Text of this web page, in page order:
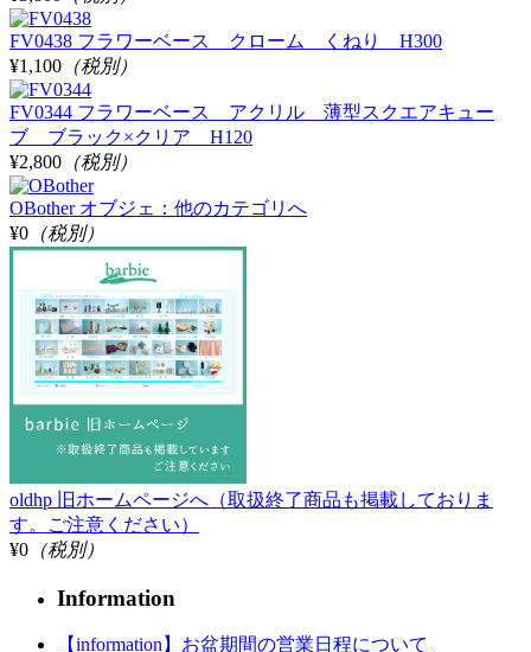
FV0438 フラワーベース クローム くねり H300
¥1,100 （税別）
FV0344 フラワーベース アクリル 薄型スクエアキュー
ブ ブラック×クリア H120
¥2,800 （税別）
OBother オブジェ：他のカテゴリへ
¥0 （税別）
oldhp 旧ホームページへ（取扱終了商品も掲載しておりま
す。ご注意ください）
¥0 （税別）
Information
【information】お盆期間の営業日程について